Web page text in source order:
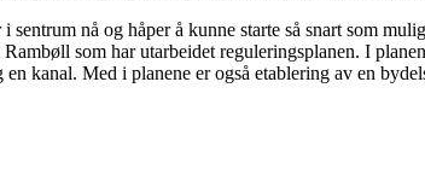
sentrum nå og håper å kunne starte så snart som
som har utarbeidet reguleringsplanen. I
kanal. Med i planene er også etablering av en